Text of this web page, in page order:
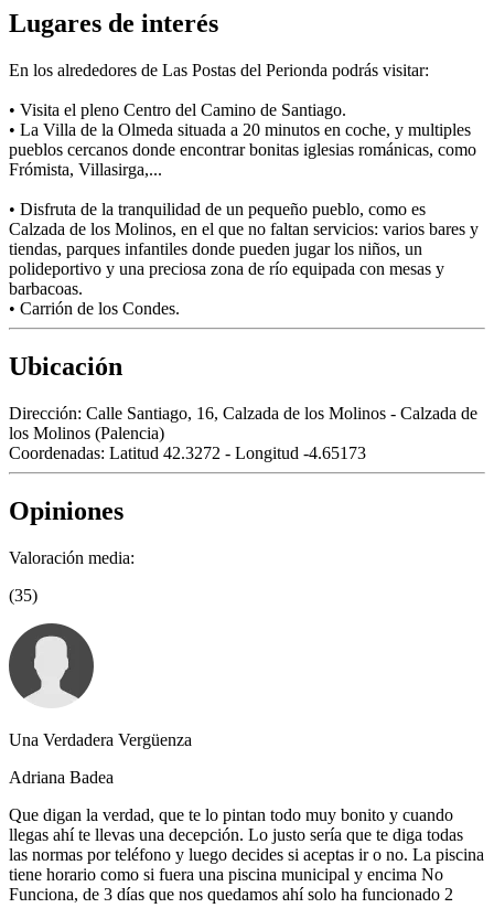
Lugares de interés
En los alrededores de Las Postas del Perionda podrás visitar:
• Visita el pleno Centro del Camino de Santiago.
• La Villa de la Olmeda situada a 20 minutos en coche, y multiples
pueblos cercanos donde encontrar bonitas iglesias románicas, como
Frómista, Villasirga,...
• Disfruta de la tranquilidad de un pequeño pueblo, como es
Calzada de los Molinos, en el que no faltan servicios: varios bares y
tiendas, parques infantiles donde pueden jugar los niños, un
polideportivo y una preciosa zona de río equipada con mesas y
barbacoas.
• Carrión de los Condes.
Ubicación
Dirección: Calle Santiago, 16, Calzada de los Molinos - Calzada de
los Molinos (Palencia)
Coordenadas: Latitud 42.3272 - Longitud -4.65173
Opiniones
Valoración media:
(35)
Una Verdadera Vergüenza
Adriana Badea
Que digan la verdad, que te lo pintan todo muy bonito y cuando
llegas ahí te llevas una decepción. Lo justo sería que te diga todas
las normas por teléfono y luego decides si aceptas ir o no. La piscina
tiene horario como si fuera una piscina municipal y encima No
Funciona, de 3 días que nos quedamos ahí solo ha funcionado 2